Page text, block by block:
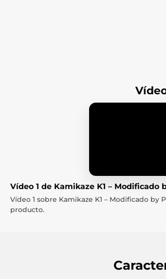
Vídeo 1 de Kamikaze K1 – Modificado
Vídeo 1 sobre Kamikaze K1 – Modificado
producto.